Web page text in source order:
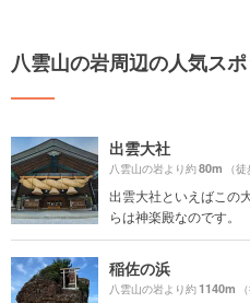
八雲山の岩周辺の人気スポ
出雲大社
八雲山の岩より約80m （
出雲大社といえばこの
らは神楽殿なのです。
稲佐の浜
八雲山の岩より約1140m